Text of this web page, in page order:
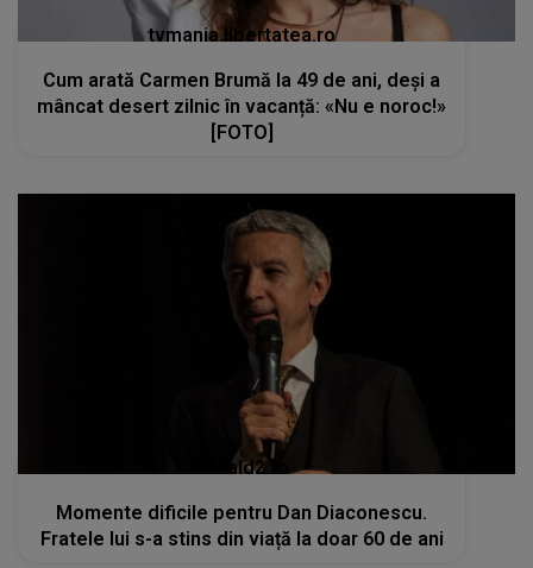
tvmania.libertatea.ro
Cum arată Carmen Brumă la 49 de ani, deși a
mâncat desert zilnic în vacanță: «Nu e noroc!»
[FOTO]
kanald2.ro
Momente dificile pentru Dan Diaconescu.
Fratele lui s-a stins din viață la doar 60 de ani